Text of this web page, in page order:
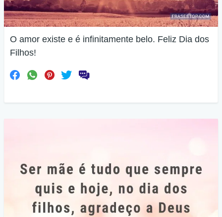
O amor existe e é infinitamente belo. Feliz Dia dos
Filhos!